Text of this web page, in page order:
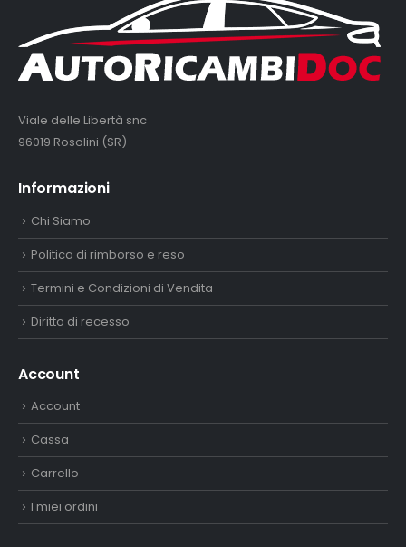
Viale delle Libertà snc
96019 Rosolini (SR)
Informazioni
Chi Siamo
Politica di rimborso e reso
Termini e Condizioni di Vendita
Diritto di recesso
Account
Account
Cassa
Carrello
I miei ordini